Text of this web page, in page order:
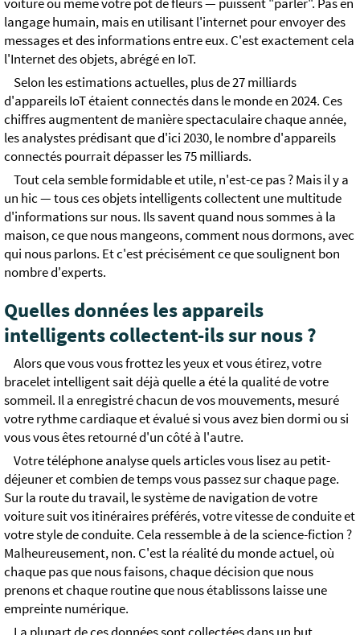
voiture ou même votre pot de fleurs — puissent "parler". Pas en
langage humain, mais en utilisant l'internet pour envoyer des
messages et des informations entre eux. C'est exactement cela
l'Internet des objets, abrégé en IoT.
Selon les estimations actuelles, plus de 27 milliards
d'appareils IoT étaient connectés dans le monde en 2024. Ces
chiffres augmentent de manière spectaculaire chaque année,
les analystes prédisant que d'ici 2030, le nombre d'appareils
connectés pourrait dépasser les 75 milliards.
Tout cela semble formidable et utile, n'est-ce pas ? Mais il y a
un hic — tous ces objets intelligents collectent une multitude
d'informations sur nous. Ils savent quand nous sommes à la
maison, ce que nous mangeons, comment nous dormons, avec
qui nous parlons. Et c'est précisément ce que soulignent bon
nombre d'experts.
Quelles données les appareils
intelligents collectent-ils sur nous ?
Alors que vous vous frottez les yeux et vous étirez, votre
bracelet intelligent sait déjà quelle a été la qualité de votre
sommeil. Il a enregistré chacun de vos mouvements, mesuré
votre rythme cardiaque et évalué si vous avez bien dormi ou si
vous vous êtes retourné d'un côté à l'autre.
Votre téléphone analyse quels articles vous lisez au petit-
déjeuner et combien de temps vous passez sur chaque page.
Sur la route du travail, le système de navigation de votre
voiture suit vos itinéraires préférés, votre vitesse de conduite et
votre style de conduite. Cela ressemble à de la science-fiction ?
Malheureusement, non. C'est la réalité du monde actuel, où
chaque pas que nous faisons, chaque décision que nous
prenons et chaque routine que nous établissons laisse une
empreinte numérique.